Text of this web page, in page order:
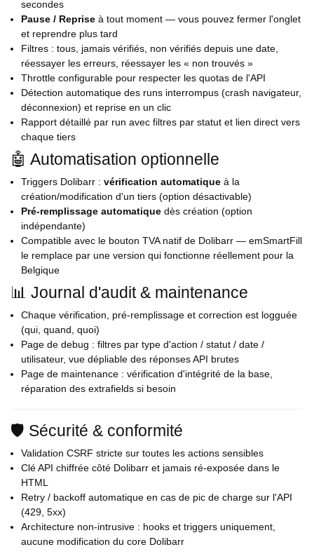
secondes
Pause / Reprise à tout moment — vous pouvez fermer l'onglet
et reprendre plus tard
Filtres : tous, jamais vérifiés, non vérifiés depuis une date,
réessayer les erreurs, réessayer les « non trouvés »
Throttle configurable pour respecter les quotas de l'API
Détection automatique des runs interrompus (crash navigateur,
déconnexion) et reprise en un clic
Rapport détaillé par run avec filtres par statut et lien direct vers
chaque tiers
🤖 Automatisation optionnelle
Triggers Dolibarr : vérification automatique à la
création/modification d'un tiers (option désactivable)
Pré-remplissage automatique dès création (option
indépendante)
Compatible avec le bouton TVA natif de Dolibarr — emSmartFill
le remplace par une version qui fonctionne réellement pour la
Belgique
📊 Journal d'audit & maintenance
Chaque vérification, pré-remplissage et correction est logguée
(qui, quand, quoi)
Page de debug : filtres par type d'action / statut / date /
utilisateur, vue dépliable des réponses API brutes
Page de maintenance : vérification d'intégrité de la base,
réparation des extrafields si besoin
🛡️ Sécurité & conformité
Validation CSRF stricte sur toutes les actions sensibles
Clé API chiffrée côté Dolibarr et jamais ré-exposée dans le
HTML
Retry / backoff automatique en cas de pic de charge sur l'API
(429, 5xx)
Architecture non-intrusive : hooks et triggers uniquement,
aucune modification du core Dolibarr